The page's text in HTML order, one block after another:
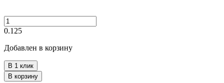
0.125
Добавлен в корзину
В 1 клик
В корзину